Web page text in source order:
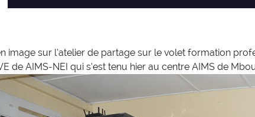
image sur l’atelier de partage sur le volet formation
de AIMS-NEI qui s’est tenu hier au centre AIMS de